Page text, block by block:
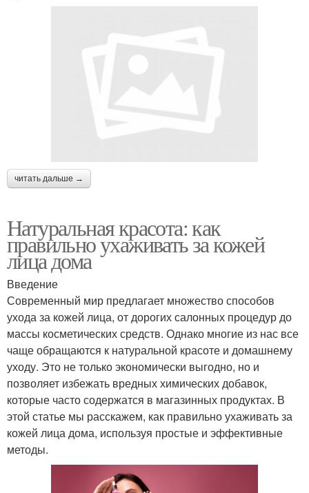
читать дальше →
Натуральная красота: как
правильно ухаживать за кожей
лица дома
Введение
Современный мир предлагает множество способов
ухода за кожей лица, от дорогих салонных процедур до
массы косметических средств. Однако многие из нас все
чаще обращаются к натуральной красоте и домашнему
уходу. Это не только экономически выгодно, но и
позволяет избежать вредных химических добавок,
которые часто содержатся в магазинных продуктах. В
этой статье мы расскажем, как правильно ухаживать за
кожей лица дома, используя простые и эффективные
методы.